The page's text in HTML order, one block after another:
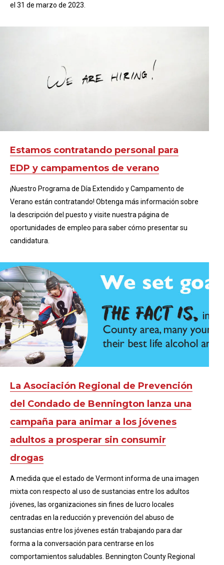
el 31 de marzo de 2023.
Estamos contratando personal para
EDP y campamentos de verano
¡Nuestro Programa de Día Extendido y Campamento de
Verano están contratando! Obtenga más información sobre
la descripción del puesto y visite nuestra página de
oportunidades de empleo para saber cómo presentar su
candidatura.
La Asociación Regional de Prevención
del Condado de Bennington lanza una
campaña para animar a los jóvenes
adultos a prosperar sin consumir
drogas
A medida que el estado de Vermont informa de una imagen
mixta con respecto al uso de sustancias entre los adultos
jóvenes, las organizaciones sin fines de lucro locales
centradas en la reducción y prevención del abuso de
sustancias entre los jóvenes están trabajando para dar
forma a la conversación para centrarse en los
comportamientos saludables. Bennington County Regional